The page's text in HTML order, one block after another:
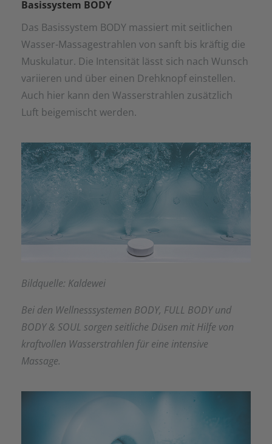
Basissystem BODY
Das Basissystem BODY massiert mit seitlichen
Wasser-Massagestrahlen von sanft bis kräftig die
Muskulatur. Die Intensität lässt sich nach Wunsch
variieren und über einen Drehknopf einstellen.
Auch hier kann den Wasserstrahlen zusätzlich
Luft beigemischt werden.
Bildquelle: Kaldewei
Bei den Wellnesssystemen BODY, FULL BODY und
BODY & SOUL sorgen seitliche Düsen mit Hilfe von
kraftvollen Wasserstrahlen für eine intensive
Massage.